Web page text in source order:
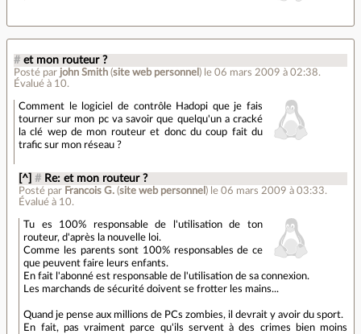
# et mon routeur ?
Posté par john Smith (site web personnel ) le 06 mars 2009 à 02:38.
Évalué à 10.
Comment le logiciel de contrôle Hadopi que je fais
tourner sur mon pc va savoir que quelqu'un a cracké
la clé wep de mon routeur et donc du coup fait du
trafic sur mon réseau ?
[^] # Re: et mon routeur ?
Posté par Francois G. (site web personnel ) le 06 mars 2009 à 03:33.
Évalué à 10.
Tu es 100% responsable de l'utilisation de ton
routeur, d'après la nouvelle loi.
Comme les parents sont 100% responsables de ce
que peuvent faire leurs enfants.
En fait l'abonné est responsable de l'utilisation de sa connexion.
Les marchands de sécurité doivent se frotter les mains...
Quand je pense aux millions de PCs zombies, il devrait y avoir du sport.
En fait, pas vraiment parce qu'ils servent à des crimes bien moins